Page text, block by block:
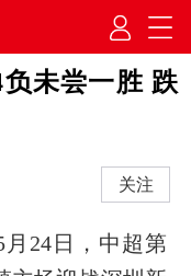
未尝一胜 跌
关注
24日，中超第